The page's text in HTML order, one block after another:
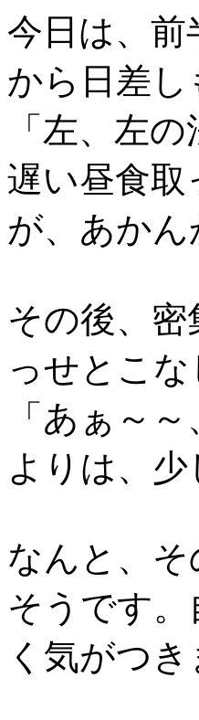
今日は、
から日差
「左、左
遅い昼食
が、あかん
その後、
っせとこ
「あぁ～
よりは、
なんと、
そうです
く気がつ